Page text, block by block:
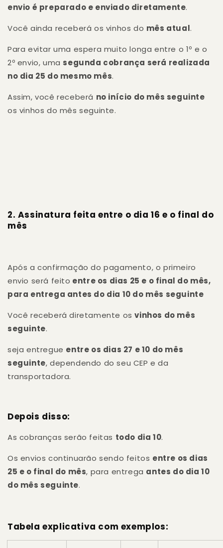
envio é preparado e enviado diretamente.
Você ainda receberá os vinhos do mês atual.
Para evitar uma espera muito longa entre o 1º e o
2º envio, uma segunda cobrança será realizada
no dia 25 do mesmo mês.
Assim, você receberá no início do mês seguinte
os vinhos do mês seguinte.
2. Assinatura feita entre o dia 16 e o final do
mês
Após a confirmação do pagamento, o primeiro
envio será feito entre os dias 25 e o final do mês,
para entrega antes do dia 10 do mês seguinte
Você receberá diretamente osvinhos do mês
seguinte.
seja entregue entre os dias 27 e 10 do mês
seguinte, dependendo do seu CEP e da
transportadora.
Depois disso:
As cobranças serão feitas todo dia 10.
Os envios continuarão sendo feitos entre os dias
25 e o final do mês, para entrega antes do dia 10
do mês seguinte.
Tabela explicativa com exemplos: